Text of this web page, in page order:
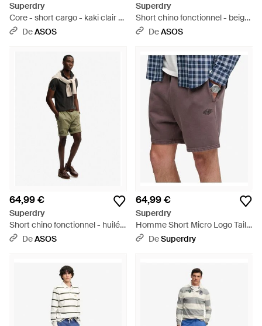
Superdry
Core - short cargo - kaki clair -
Blanc
DeASOS
Superdry
Short chino fonctionnel - beige
- Neutre
DeASOS
64,99 €
Superdry
Short chino fonctionnel - huilé -
VertDeASOS
64,99 €
Superdry
Homme Short Micro Logo Taille
- Blanc
DeSuperdry